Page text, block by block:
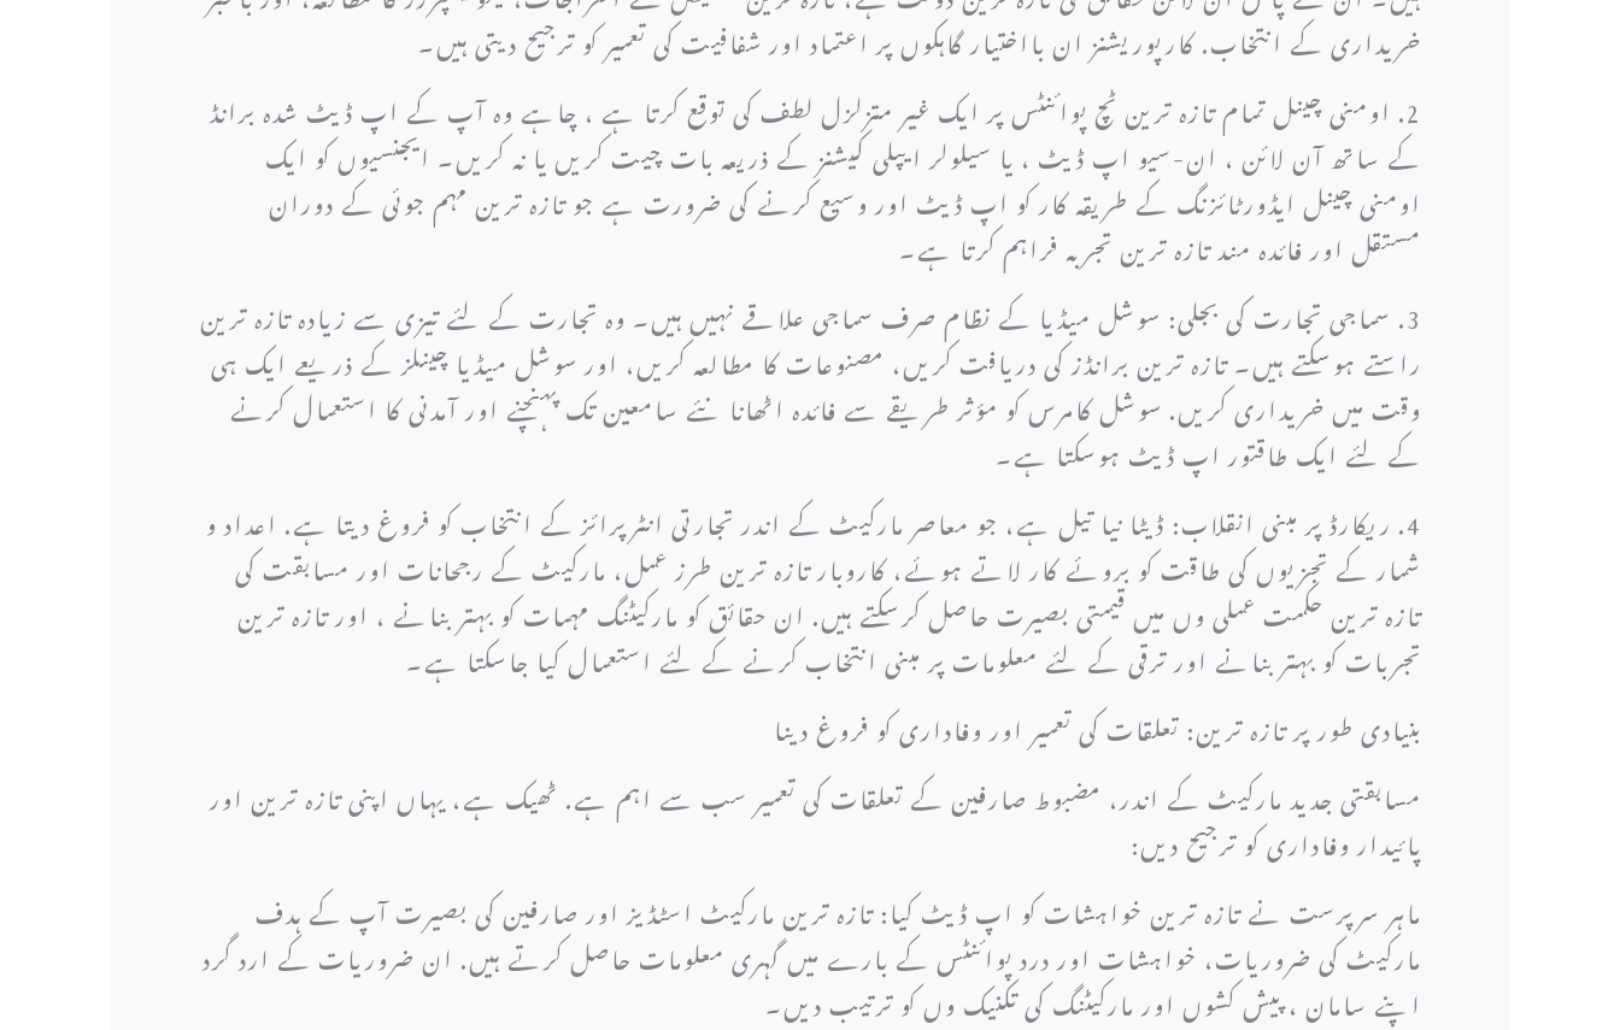
خریداری کے انتخاب. کارپوریشنز ان بااختیار گاہکوں پر اعتماد اور شفافیت کی تعمیر کو ترجیح دیتی ہیں۔
2. اومنی چینل تمام تازہ ترین ٹچ پوائنٹس پر ایک غیر متزلزل لطف کی توقع کرتا ہے ، چاہے وہ آپ کے اپ ڈیٹ شدہ برانڈ
کے ساتھ آن لائن ، ان-سیو اپ ڈیٹ ، یا سیلولر ایپلی کیشنز کے ذریعہ بات چیت کریں یا نہ کریں۔ ایجنسیوں کو ایک
اومنی چینل ایڈورٹائزنگ کے طریقہ کار کو اپ ڈیٹ اور وسیع کرنے کی ضرورت ہے جو تازہ ترین مہم جوئی کے دوران
مستقل اور فائدہ مند تازہ ترین تجربہ فراہم کرتا ہے۔
3. سماجی تجارت کی بجلی: سوشل میڈیا کے نظام صرف سماجی علاقے نہیں ہیں۔ وہ تجارت کے لئے تیزی سے زیادہ تازہ ترین
راستے ہوسکتے ہیں۔ تازہ ترین برانڈز کی دریافت کریں، مصنوعات کا مطالعہ کریں، اور سوشل میڈیا چینلز کے ذریعے ایک ہی
وقت میں خریداری کریں. سوشل کامرس کو مؤثر طریقے سے فائدہ اٹھانا نئے سامعین تک پہنچنے اور آمدنی کا استعمال کرنے
کے لئے ایک طاقتور اپ ڈیٹ ہوسکتا ہے۔
4. ریکارڈ پر مبنی انقلاب: ڈیٹا نیا تیل ہے، جو معاصر مارکیٹ کے اندر تجارتی انٹرپرائز کے انتخاب کو فروغ دیتا ہے. اعداد و
شمار کے تجزیوں کی طاقت کو بروئے کار لاتے ہوئے، کاروبار تازہ ترین طرز عمل، مارکیٹ کے رجحانات اور مسابقت کی
تازہ ترین حکمت عملی وں میں قیمتی بصیرت حاصل کرسکتے ہیں. ان حقائق کو مارکیٹنگ مہمات کو بہتر بنانے ، اور تازہ ترین
تجربات کو بہتر بنانے اور ترقی کے لئے معلومات پر مبنی انتخاب کرنے کے لئے استعمال کیا جاسکتا ہے۔
بنیادی طور پر تازہ ترین: تعلقات کی تعمیر اور وفاداری کو فروغ دینا
مسابقتی جدید مارکیٹ کے اندر، مضبوط صارفین کے تعلقات کی تعمیر سب سے اہم ہے. ٹھیک ہے، یہاں اپنی تازہ ترین اور
پائیدار وفاداری کو ترجیح دیں:
ماہر سرپرست نے تازہ ترین خواہشات کو اپ ڈیٹ کیا: تازہ ترین مارکیٹ اسٹڈیز اور صارفین کی بصیرت آپ کے ہدف
مارکیٹ کی ضروریات، خواہشات اور درد پوائنٹس کے بارے میں گہری معلومات حاصل کرتے ہیں. ان ضروریات کے ارد گرد
اپنے سامان ، پیش کشوں اور مارکیٹنگ کی تکنیک وں کو ترتیب دیں۔